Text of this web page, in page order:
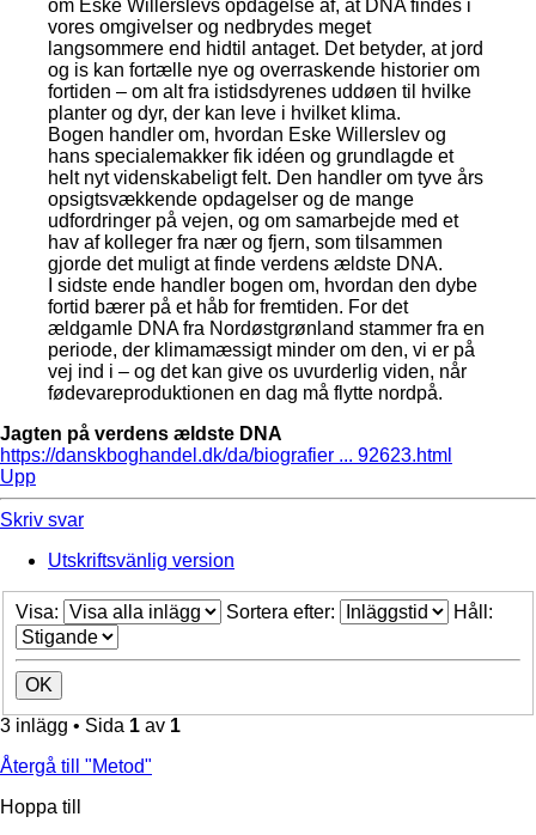
om Eske Willerslevs opdagelse af, at DNA findes i
vores omgivelser og nedbrydes meget
langsommere end hidtil antaget. Det betyder, at jord
og is kan fortælle nye og overraskende historier om
fortiden – om alt fra istidsdyrenes uddøen til hvilke
planter og dyr, der kan leve i hvilket klima.
Bogen handler om, hvordan Eske Willerslev og
hans specialemakker fik idéen og grundlagde et
helt nyt videnskabeligt felt. Den handler om tyve års
opsigtsvækkende opdagelser og de mange
udfordringer på vejen, og om samarbejde med et
hav af kolleger fra nær og fjern, som tilsammen
gjorde det muligt at finde verdens ældste DNA.
I sidste ende handler bogen om, hvordan den dybe
fortid bærer på et håb for fremtiden. For det
ældgamle DNA fra Nordøstgrønland stammer fra en
periode, der klimamæssigt minder om den, vi er på
vej ind i – og det kan give os uvurderlig viden, når
fødevareproduktionen en dag må flytte nordpå.
Jagten på verdens ældste DNA
https://danskboghandel.dk/da/biografier ... 92623.html
Upp
Skriv svar
Utskriftsvänlig version
Visa: Sortera efter: Håll:
3 inlägg • Sida 1 av 1
Återgå till "Metod"
Hoppa till